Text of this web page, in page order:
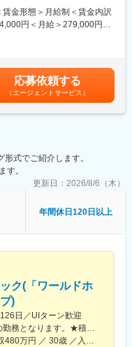
医療現場の改題を解決する
を育成することがミッショ
ントの企画運営
（手術の立会いあり）
料・製品関連情報の提供
ーテルを用いて治療する
血管内カテーテル治療）」
ョナルオンコロジー」に関
とともに、患者さんの身体
。それぞれ在籍拠点をベー
。業務を通じた「感動」と
動を重視した風土です。
金形態＞月給制＜賃金内訳
円＜月給＞279,000円～
を通じて上下する可能性が
めた表記です。
応募依頼する
（エージェントサービス）
式でご紹介します。
す。
更新日： 2026/8/6（木）
年間休日120日以上
ク(「ワールドホ
)
日／UIターン歓迎
全国各地のパートナー提携企業先での勤務となります。★積極採用中エリア東京・神奈川・千葉・埼玉・大阪・京都・滋賀・兵庫・愛知・三重・福岡※北海道・沖縄県を除く45都府県に多彩なプロジェクトを用意。※勤務地は希望を最大限考慮して決定します。※U・Iターン歓迎！住宅補助あり（月6万7000円まで会社補助）＼NEW！エリア制度導入／全国でスキルを伸ばしたい方も、好きな場所で研究をしたい方も、ご希望をお聞かせください！詳細は選考時にご案内いたします。【配属先企業の一例】中外製薬株式会社中外製薬工業株式会社株式会社明治堺化学工業株式会社日本化薬株式会社日東電工株式会社 豊橋事業所ニプロファーマ株式会社 大舘工場株式会社カネカ株式会社DNPファインケミカル宇都宮株式会社中外医科学研究所東邦チタニウム株式会社高田製薬株式会社株式会社理研ジェネシス株式会社マテリアルゲート三井化学EMS株式会社株式会社エネコート 他
年収390万円 ／ 24歳 ／入社1年 年収480万円 ／ 30歳 ／入社6年